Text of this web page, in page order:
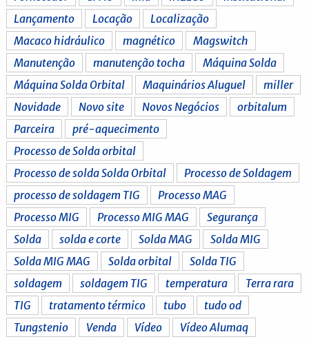
Lançamento
Locação
Localização
Macaco hidráulico
magnético
Magswitch
Manutenção
manutenção tocha
Máquina Solda
Máquina Solda Orbital
Maquinários Aluguel
miller
Novidade
Novo site Novos Negócios
orbitalum
Parceira
pré-aquecimento
Processo de Solda orbital
Processo de solda Solda Orbital
Processo de Soldagem
processo de soldagem TIG
Processo MAG
Processo MIG
Processo MIG MAG
Segurança
Solda
solda e corte Solda MAG
Solda MIG
Solda MIG MAG
Solda orbital
Solda TIG
soldagem
soldagem TIG temperatura
Terra rara
TIG
tratamento térmico tubo
tudo od
Tungstenio
Venda Vídeo
Vídeo Alumaq